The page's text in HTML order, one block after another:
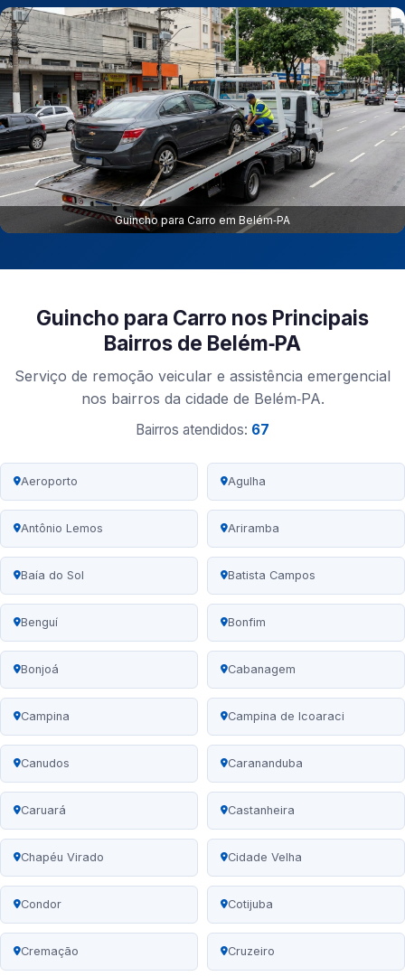
Guincho para Carro em Belém‑PA
Guincho para Carro nos Principais
Bairros de Belém‑PA
Serviço de remoção veicular e assistência emergencial
nos bairros da cidade de Belém‑PA.
Bairros atendidos: 67
Aeroporto Agulha
Antônio Lemos Ariramba
Baía do Sol Batista Campos
Benguí Bonfim
Bonjoá Cabanagem
Campina Campina de Icoaraci
Canudos Carananduba
Caruará Castanheira
Chapéu Virado Cidade Velha
Condor Cotijuba
Cremação Cruzeiro